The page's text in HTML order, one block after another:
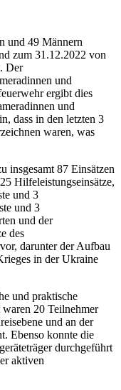
und 49 Männern
zum 31.12.2022 von
Der
und
ergibt dies
und
dass in den letzten 3
waren, was
insgesamt 87 Einsätzen
Hilfeleistungseinsätze,
und 3
und 3
und der
des
darunter der Aufbau
in der Ukraine
und praktische
20 Teilnehmer
und an der
Ebenso konnte die
durchgeführt
aktiven